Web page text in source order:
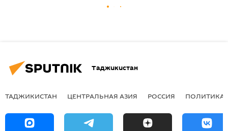
Таджикистан
ТАДЖИКИСТАН ЦЕНТРАЛЬНАЯ АЗИЯ РОССИЯ ПОЛИТИКА